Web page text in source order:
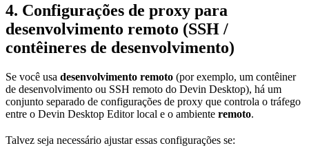
4. Configurações de proxy para
desenvolvimento remoto (SSH /
contêineres de desenvolvimento)
Se você usa desenvolvimento remoto (por exemplo, um contêiner
de desenvolvimento ou SSH remoto do Devin Desktop), há um
conjunto separado de configurações de proxy que controla o tráfego
entre o Devin Desktop Editor local e o ambiente remoto.
Talvez seja necessário ajustar essas configurações se: